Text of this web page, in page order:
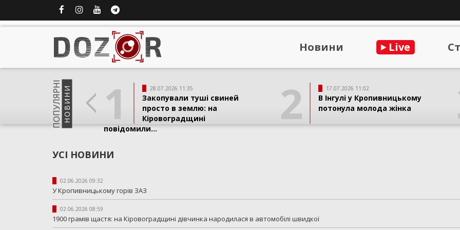
Новини Live
ПОПУЛЯРНIНОВИНИ 1 28.07.2026 11:35
Закопували туші свиней
просто в землю: на
Кіровоградщині
повідомили...
2 17.07.2026 11:02
В Інгулі у Кропивницькому
потонула молода жінка
УСІ НОВИНИ
02.06.2026 09:32
У Кропивницькому горів ЗАЗ
02.06.2026 08:59
1900 грамів щастя: на Кіровоградщині дівчинка народилася в автомобілі швидкої